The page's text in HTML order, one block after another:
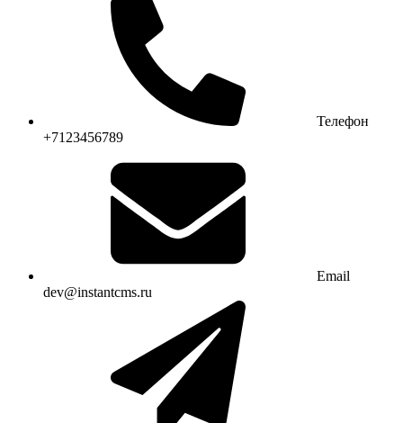
Телефон
+7123456789
Email
dev@instantcms.ru